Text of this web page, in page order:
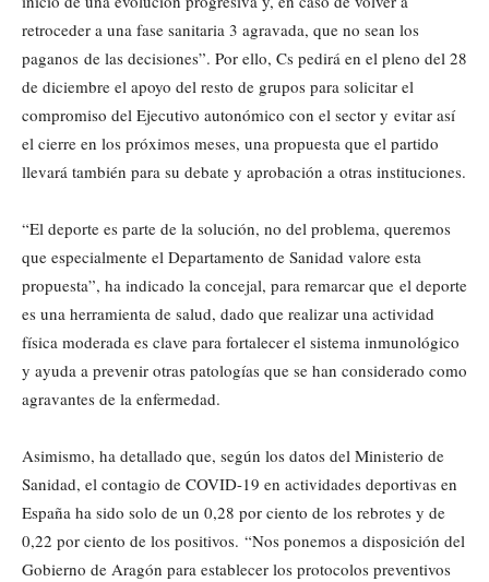
retroceder a una fase sanitaria 3 agravada, que no sean los
paganos de las decisiones”. Por ello, Cs pedirá en el pleno del 28
de diciembre el apoyo del resto de grupos para solicitar el
compromiso del Ejecutivo autonómico con el sector y evitar así
el cierre en los próximos meses, una propuesta que el partido
llevará también para su debate y aprobación a otras instituciones.
“El deporte es parte de la solución, no del problema, queremos
que especialmente el Departamento de Sanidad valore esta
propuesta”, ha indicado la concejal, para remarcar que el deporte
es una herramienta de salud, dado que realizar una actividad
física moderada es clave para fortalecer el sistema inmunológico
y ayuda a prevenir otras patologías que se han considerado como
agravantes de la enfermedad.
Asimismo, ha detallado que, según los datos del Ministerio de
Sanidad, el contagio de COVID-19 en actividades deportivas en
España ha sido solo de un 0,28 por ciento de los rebrotes y de
0,22 por ciento de los positivos. “Nos ponemos a disposición del
Gobierno de Aragón para establecer los protocolos preventivos